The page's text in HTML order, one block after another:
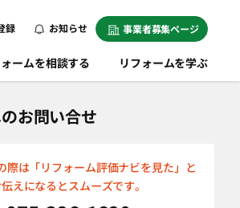
録 お知らせ 事業者募集ページ
ームを相談する リフォームを学ぶ
お問い合せ
際は「リフォーム評価ナビを見た」と
えになるとスムーズです。